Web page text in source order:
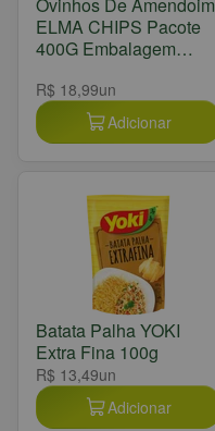
ELMA CHIPS Pacote
400G Embalagem
R$ 18,99un
Adicionar
Batata Palha YOKI
Extra Fina 100g
R$ 13,49un
Adicionar